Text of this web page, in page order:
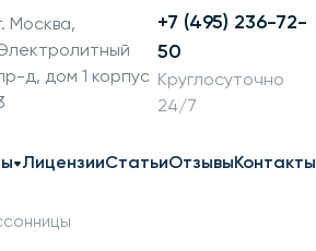
Москва,
д, дом 1 корпус
+7 (495) 236-72-
50
Круглосуточно
24/7
ЛицензииСтатьиОтзывыКонтакты